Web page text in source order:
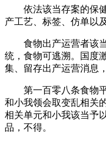
依法该当存案的保健
产工艺、标签、仿单以
食物出产运营者该当
统，食物可逃溯。国度
集、留存出产运营消息
第一百零八条食物平
和小我领会取变乱相关
相关单元和小我该当予
品，不得。